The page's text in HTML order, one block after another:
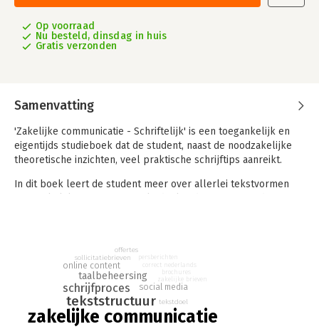
Op voorraad
Nu besteld, dinsdag in huis
Gratis verzonden
Samenvatting
'Zakelijke communicatie - Schriftelijk' is een toegankelijk en
eigentijds studieboek dat de student, naast de noodzakelijke
theoretische inzichten, veel praktische schrijftips aanreikt.
In dit boek leert de student meer over allerlei tekstvormen
meer theoretische kennis, inzicht én technieken wordt de
student geholpen om effectiever te leren schrijven, met meer
plezier en hopelijk ook met tijdwinst.
Naast aandacht voor het schrijven van online content gaan de
auteurs ook in op meer traditionele vormen van zakelijke
zakelijke communicatie
tekststructuur
schrijfproces
taalbeheersing
social media
online content
tekstdoel
sollicitatiebrieven
offertes
persberichten
correct nederlands
brochures
zakelijke brieven